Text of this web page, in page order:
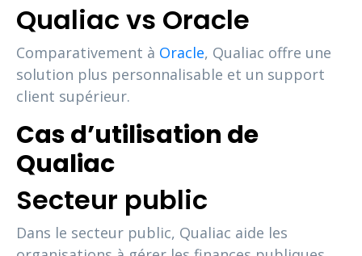
Qualiac vs Oracle
Comparativement à Oracle, Qualiac offre une
solution plus personnalisable et un support
client supérieur.
Cas d’utilisation de
Qualiac
Secteur public
Dans le secteur public, Qualiac aide les